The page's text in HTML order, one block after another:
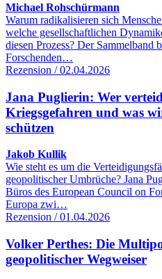
Michael Rohschürmann
Warum radikalisieren sich
welche gesellschaftlichen
diesen Prozess? Der Sammelband
Forschenden…
Rezension / 02.04.2026
Jana Puglierin: Wer
Kriegsgefahren und was
schützen
Jakob Kullik
Wie steht es um die
geopolitischer Umbrüche? Jana
Büros des European Council on
Europa zwi…
Rezension / 01.04.2026
Volker Perthes: Die
geopolitischer Wegweiser